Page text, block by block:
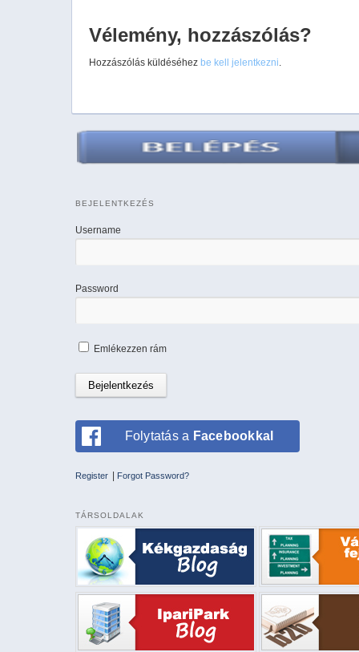
Vélemény, hozzászólás?
Hozzászólás küldéséhez be kell jelentkezni.
BEJELENTKEZÉS
Username
Password
Emlékezzen rám
Folytatás a Facebookkal
Register Forgot Password?
TÁRSOLDALAK